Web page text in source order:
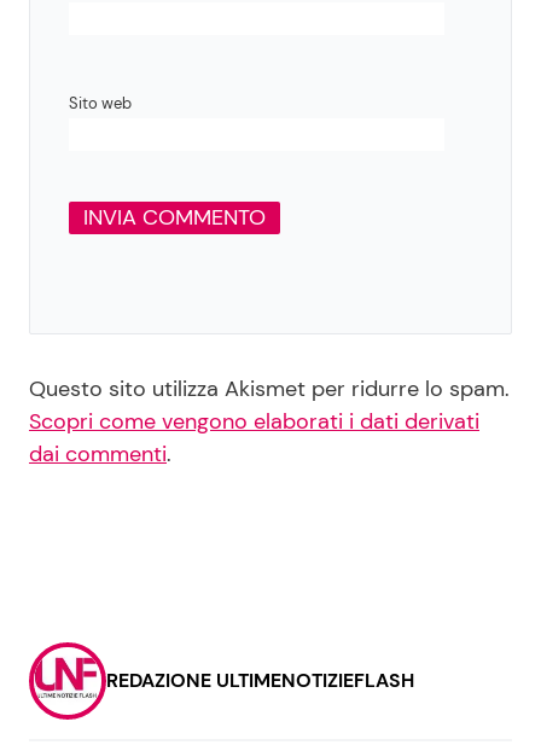
Sito web
Questo sito utilizza Akismet per ridurre lo spam.
Scopri come vengono elaborati i dati derivati
dai commenti.
REDAZIONE ULTIMENOTIZIEFLASH